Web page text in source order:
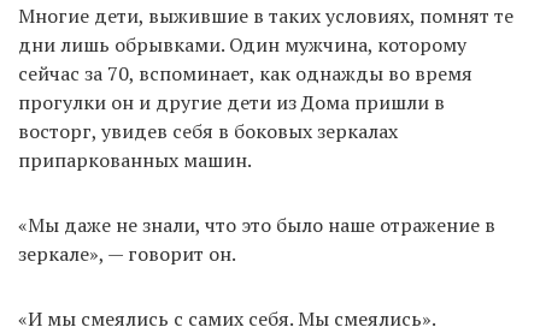
Многие дети, выжившие в таких условиях, помнят те
дни лишь обрывками. Один мужчина, которому
сейчас за 70, вспоминает, как однажды во время
прогулки он и другие дети из Дома пришли в
восторг, увидев себя в боковых зеркалах
припаркованных машин.
«Мы даже не знали, что это было наше отражение в
зеркале», — говорит он.
«И мы смеялись с самих себя. Мы смеялись».